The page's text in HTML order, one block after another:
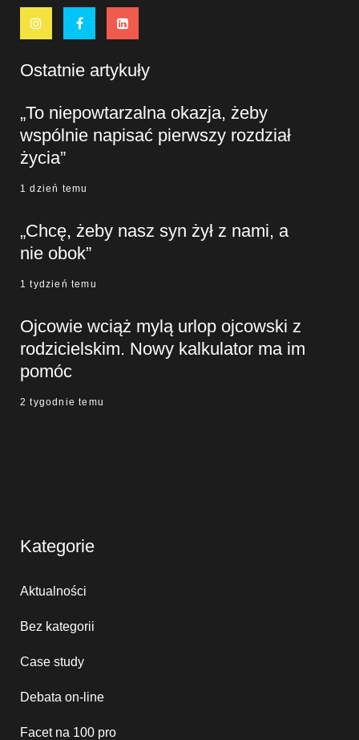
Ostatnie artykuły
„To niepowtarzalna okazja, żeby
wspólnie napisać pierwszy rozdział
życia”
1 dzień temu
„Chcę, żeby nasz syn żył z nami, a
nie obok”
1 tydzień temu
Ojcowie wciąż mylą urlop ojcowski z
rodzicielskim. Nowy kalkulator ma im
pomóc
2 tygodnie temu
Kategorie
Aktualności
Bez kategorii
Case study
Debata on-line
Facet na 100 pro